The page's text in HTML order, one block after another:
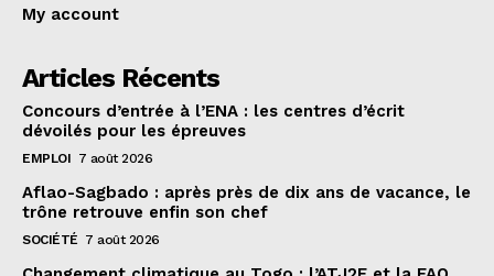
My account
Articles Récents
Concours d’entrée à l’ENA : les centres d’écrit
dévoilés pour les épreuves
EMPLOI 7 août 2026
Aflao-Sagbado : après près de dix ans de vacance, le
trône retrouve enfin son chef
SOCIÉTÉ 7 août 2026